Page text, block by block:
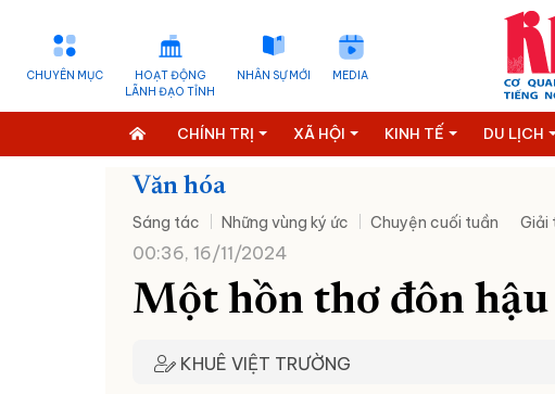
CHUYÊN MỤC
HOẠT ĐỘNG
LÃNH ĐẠO TỈNH
NHÂN SỰ MỚI MEDIA
CHÍNH TRỊ XÃ HỘI KINH TẾ DU LỊCH
Văn hóa
Sáng tác Những vùng ký ức Chuyện cuối tuần Giải
00:36, 16/11/2024
Một hồn thơ đôn hậu
KHUÊ VIỆT TRƯỜNG